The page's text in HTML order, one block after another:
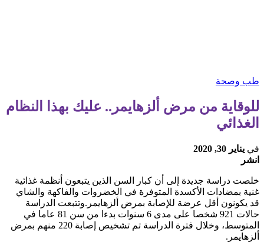
طب وصحة
للوقاية من مرض ألزهايمر.. عليك بهذا النظام
الغذائي
في يناير 30, 2020
انشر
خلصت دراسة جديدة إلى أن كبار السن الذين يتبعون أنظمة غذائية
غنية بمضادات الأكسدة المتوفرة في الخضروات والفاكهة والشاي
قد يكونون أقل عرضة للإصابة بمرض ألزهايمر.وتتبعت الدراسة
حالات 921 شخصا على مدى 6 سنوات بدءا من سن 81 عاما في
المتوسط، وخلال فترة الدراسة تم تشخيص إصابة 220 منهم بمرض
ألزهايمر.